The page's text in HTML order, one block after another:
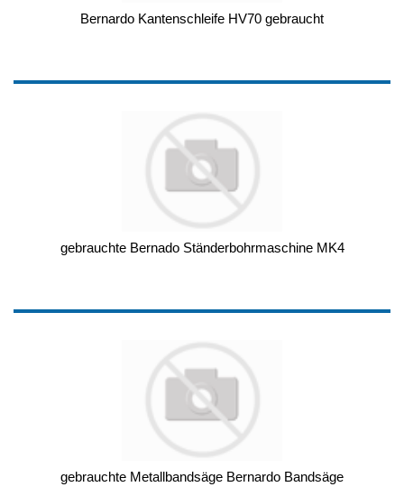
Bernardo Kantenschleife HV70 gebraucht
gebrauchte Bernado Ständerbohrmaschine MK4
gebrauchte Metallbandsäge Bernardo Bandsäge